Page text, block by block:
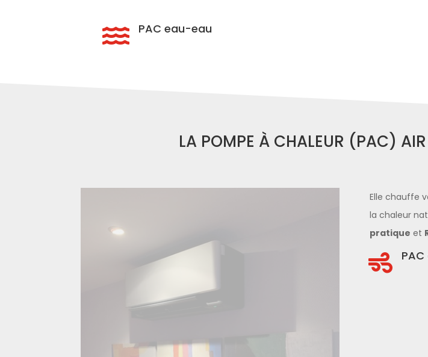
 PAC eau-eau
LA POMPE À CHALEUR (PAC)
Elle chauffe
la chaleur
pratique et
